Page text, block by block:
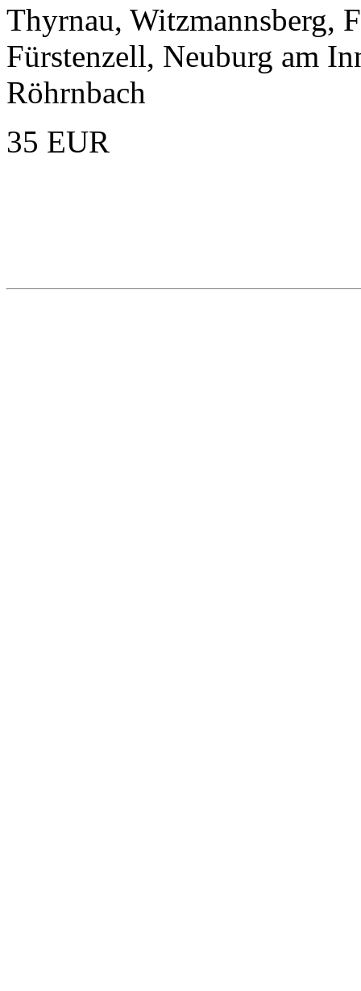
Thyrnau, Witzmannsberg,
Fürstenzell, Neuburg am
Röhrnbach
35 EUR